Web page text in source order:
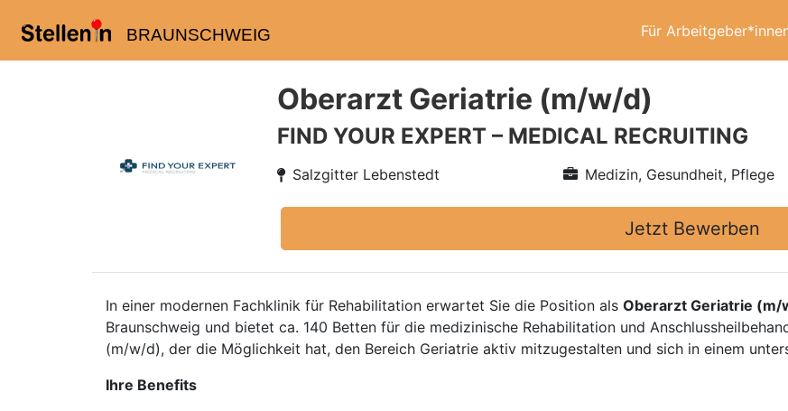
BRAUNSCHWEIG Für
Oberarzt Geriatrie (m/w/d)
FIND YOUR EXPERT – MEDICAL RECRUITING
Salzgitter Lebenstedt Medizin, Gesundheit, Pflege
Jetzt Bewerben
In einer modernen Fachklinik für Rehabilitation erwartet Sie die Position als Oberarzt Geriatrie (m/
Braunschweig und bietet ca. 140 Betten für die medizinische Rehabilitation und
(m/w/d), der die Möglichkeit hat, den Bereich Geriatrie aktiv mitzugestalten und sich in einem
Ihre Benefits